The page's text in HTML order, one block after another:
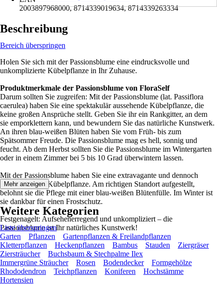
2003897968000, 8714339019634, 8714339263334
Beschreibung
Bereich überspringen
Holen Sie sich mit der Passionsblume eine eindrucksvolle und
unkomplizierte Kübelpflanze in Ihr Zuhause.
Produktmerkmale der Passionsblume von FloraSelf
Darum sollten Sie zugreifen: Mit der Passionsblume (lat. Passiflora
caerulea) haben Sie eine spektakulär aussehende Kübelpflanze, die
keine großen Ansprüche stellt. Geben Sie ihr ein Rankgitter, an dem
sie emporklettern kann, und bewundern Sie das natürliche Kunstwerk.
An ihren blau-weißen Blüten haben Sie vom Früh- bis zum
Spätsommer Freude. Die Passionsblume mag es hell, sonnig und
feucht. Ab dem Herbst sollten Sie die Passionsblume im Wintergarten
oder in einem Zimmer bei 5 bis 10 Grad überwintern lassen.
Mit der Passionsblume haben Sie eine extravagante und dennoch
unkomplizierte Kübelpflanze. Am richtigen Standort aufgestellt,
belohnt sie die Pflege mit einer blau-weißen Blütenfülle. Im Winter ist
sie dankbar für einen Frostschutz.
Festgenagelt: Aufsehenerregend und unkompliziert – die
Passionsblume ist Ihr natürliches Kunstwerk!
Mehr anzeigen
Weitere Kategorien
Liste überspringen
Garten
Pflanzen
Gartenpflanzen & Freilandpflanzen
Kletterpflanzen
Heckenpflanzen Bambus Stauden
Ziergräser
Ziersträucher
Buchsbaum & Stechpalme Ilex
Immergrüne Sträucher
Rosen Bodendecker
Formgehölze
Rhododendron
Teichpflanzen Koniferen
Hochstämme
Hortensien